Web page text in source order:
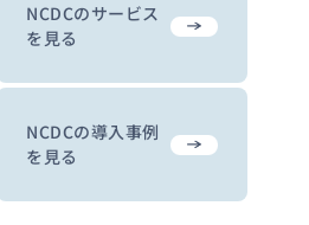
NCDCのサービス
を見る
NCDCの導入事例
を見る